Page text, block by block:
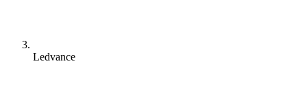
Ledvance